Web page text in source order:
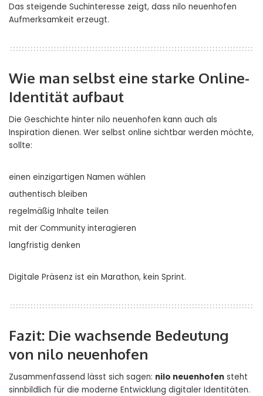
Das steigende Suchinteresse zeigt, dass nilo neuenhofen
Aufmerksamkeit erzeugt.
Wie man selbst eine starke Online-
Identität aufbaut
Die Geschichte hinter nilo neuenhofen kann auch als
Inspiration dienen. Wer selbst online sichtbar werden möchte,
sollte:
einen einzigartigen Namen wählen
authentisch bleiben
regelmäßig Inhalte teilen
mit der Community interagieren
langfristig denken
Digitale Präsenz ist ein Marathon, kein Sprint.
Fazit: Die wachsende Bedeutung
von nilo neuenhofen
Zusammenfassend lässt sich sagen: nilo neuenhofen steht
sinnbildlich für die moderne Entwicklung digitaler Identitäten.